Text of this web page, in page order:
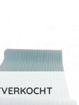
Toevoegen
aan
verlanglijst